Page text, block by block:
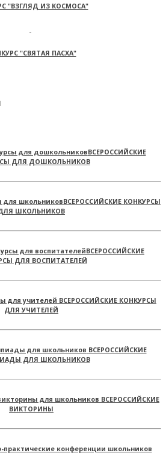
"ВЗГЛЯД ИЗ КОСМОСА"
"СВЯТАЯ ПАСХА"
ВСЕРОССИЙСКИЕ
ДЛЯ ДОШКОЛЬНИКОВ
ВСЕРОССИЙСКИЕ КОНКУРСЫ
ШКОЛЬНИКОВ
ВСЕРОССИЙСКИЕ
ДЛЯ ВОСПИТАТЕЛЕЙ
ВСЕРОССИЙСКИЕ КОНКУРСЫ
ДЛЯ УЧИТЕЛЕЙ
ВСЕРОССИЙСКИЕ
ДЛЯ ШКОЛЬНИКОВ
ВСЕРОССИЙСКИЕ
ВИКТОРИНЫ